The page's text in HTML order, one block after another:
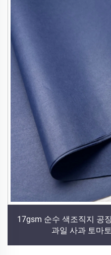
17gsm 순수 색조직지 공
과일 사과 토마